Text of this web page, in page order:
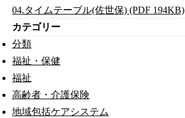
04.タイムテーブル(佐世保) (PDF 194KB)
カテゴリー
分類
福祉・保健
福祉
高齢者・介護保険
地域包括ケアシステム